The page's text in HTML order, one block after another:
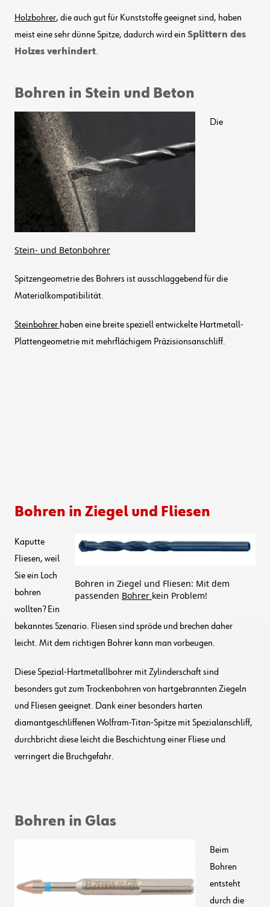
Holzbohrer, die auch gut für Kunststoffe geeignet sind, haben
meist eine sehr dünne Spitze, dadurch wird ein Splittern des
Holzes verhindert.
Bohren in Stein und Beton
Stein- und Betonbohrer
Die
Spitzengeometrie des Bohrers ist ausschlaggebend für die
Materialkompatibilität.
Steinbohrer haben eine breite speziell entwickelte Hartmetall-
Plattengeometrie mit mehrflächigem Präzisionsanschliff.
Bohren in Ziegel und Fliesen
Bohren in Ziegel und Fliesen: Mit dem
passenden Bohrer kein Problem!
Kaputte
Fliesen, weil
Sie ein Loch
bohren
wollten? Ein
bekanntes Szenario. Fliesen sind spröde und brechen daher
leicht. Mit dem richtigen Bohrer kann man vorbeugen.
Diese Spezial-Hartmetallbohrer mit Zylinderschaft sind
besonders gut zum Trockenbohren von hartgebrannten Ziegeln
und Fliesen geeignet. Dank einer besonders harten
diamantgeschliffenen Wolfram-Titan-Spitze mit Spezialanschliff,
durchbricht diese leicht die Beschichtung einer Fliese und
verringert die Bruchgefahr.
Bohren in Glas
Beim
Bohren
entsteht
durch die